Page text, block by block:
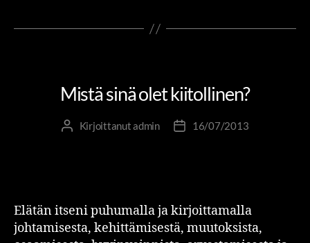
Mistä sinä olet kiitollinen?
Kirjoittanutadmin 16/07/2013
Elätän itseni puhumalla ja kirjoittamalla
johtamisesta, kehittämisestä, muutoksista,